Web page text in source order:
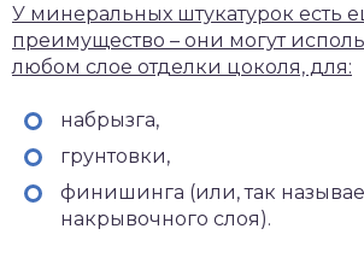
У минеральных штукатурок есть
преимущество – они могут
любом слое отделки цоколя, для:
набрызга,
грунтовки,
финишинга (или, так
накрывочного слоя).